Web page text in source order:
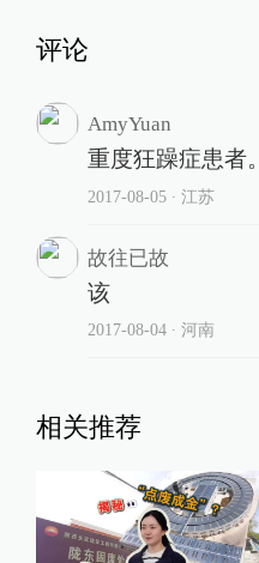
评论
AmyYuan
重度狂躁症患者。
2017-08-05∙ 江苏
故往已故
该
2017-08-04∙ 河南
相关推荐